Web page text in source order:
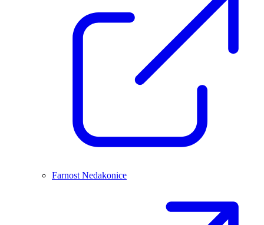
Farnost Nedakonice